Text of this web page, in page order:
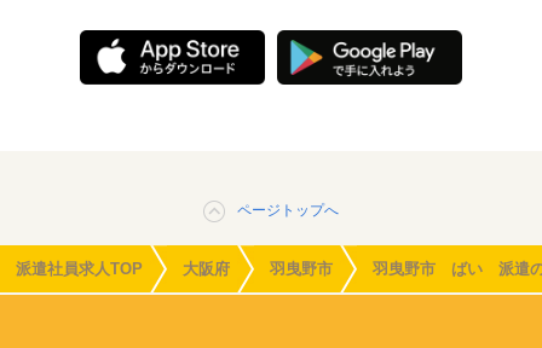
ページトップへ
派遣社員求人TOP 大阪府 羽曳野市 羽曳野市 ばい 派遣